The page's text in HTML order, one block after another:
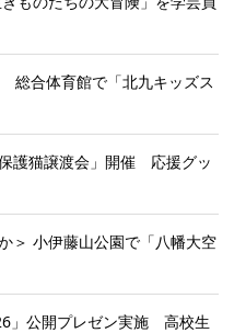
総合体育館で「北九キッズス
護猫譲渡会」開催 応援グッ
＞ 小伊藤山公園で「八幡大空
」公開プレゼン実施 高校生